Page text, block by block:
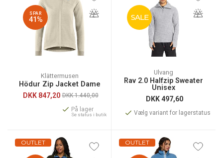
SPAR
41%
Klättermusen
Hödur Zip Jacket Dame
DKK847,20 DKK 1.440,00
På lager
Se status i butik
SALE
Ulvang
Rav 2.0 Halfzip Sweater
Unisex
DKK497,60
Vælg variant for lagerstatus
OUTLET OUTLET